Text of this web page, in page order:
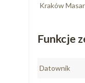
Kraków
Funkcje
Datownik